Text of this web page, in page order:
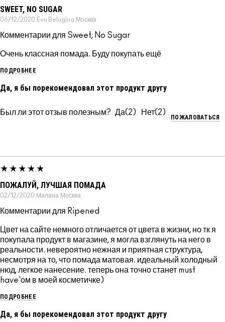
SWEET, NO SUGAR
06/12/2020 Eva Belugina Москва
Комментарии для Sweet, No Sugar
Очень классная помада. Буду покупать ещё
ПОДРОБНЕЕ
Да, я бы порекомендовал этот продукт другу
Был ли этот отзыв полезным? 2 2
ПОЖАЛОВАТЬСЯ
ПОЖАЛУЙ, ЛУЧШАЯ ПОМАДА
02/12/2020 Милана Москва
Комментарии для Ripened
Цвет на сайте немного отличается от цвета в жизни, но тк я
покупала продукт в магазине, я могла взглянуть на него в
реальности. невероятно нежная и приятная структура,
несмотря на то, что помада матовая. идеальный холодный
нюд, легкое нанесение. теперь она точно станет must
have'ом в моей косметичке)
ПОДРОБНЕЕ
Да, я бы порекомендовал этот продукт другу